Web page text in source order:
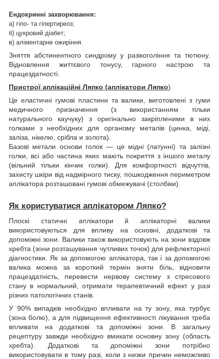
Ендокринні захворювання:
а) гіпо- та гіпертиреоз;
б) цукровий діабет;
в) аліментарне ожиріння.
Зняття абстинентного синдрому у разікогоління та тютюну.
Відновлення життєвого тонусу, гарного настрою та
працездатності.
Пристрої аплікаційні Ляпко (аплікатори Ляпко)
Це еластичні гумові пластини та валики, виготовлені з гуми
медичного призначення (з використанням тільки
натурального каучуку) з оригінально закріпленими в них
голками з необхідних для організму металів (цинка, міді,
заліза, нікелю, срібла и золота).
Базові метали основи голок — це мідні (латунні) та залізні
голки, всі або частина яких мають покриття з іншого металу
(вільний тільки кінчик голки). Для комфортності відчуттів,
захисту шкіри від надмірного тиску, пошкодження периметром
аплікатора розташовані гумові обмежувачі (столбіки).
Як користуватися аплікатором Ляпко?
Плоскі статичні аплікатори й аплікаторні валики
використовуються для впливу на основні, додаткові та
допоміжні зони. Валики також використовують на зони вздовж
хребта (зони розташування чутливих точок) для рефлекторної
діагностики. Як за допомогою аплікатора, так і за допомогою
валика можна за короткий термін зняти біль, відновити
працездатність, перевести нервову систему з стресового
стану в нормальний, отримати терапевтичний ефект у разі
різних патологічних станів.
У 90% випадків необхідно впливати на ту зону, яка турбує
(зона болю), а для підвищення ефективності лікування треба
впливати на додаткові та допоміжні зони. В загальну
рецептуру завжди необхідно вмикати основну зону (область
хребта). Додаткові та допоміжні зони потрібно
використовувати в тому разі, коли з низки причин неможливо